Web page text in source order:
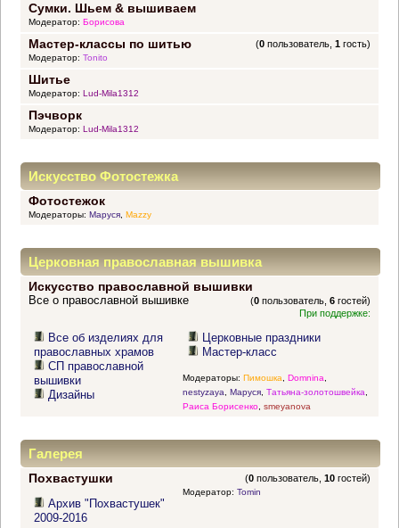
Сумки. Шьем & вышиваем
Модератор: Борисова
Мастер-классы по шитью (0 пользователь,1 гость)
Модератор: Tonito
Шитье
Модератор: Lud-Mila1312
Пэчворк
Модератор: Lud-Mila1312
Искусство Фотостежка
Фотостежок
Модераторы: Маруся, Mazzy
Церковная православная вышивка
Искусство православной вышивки
(0 пользователь,6 гостей)
Все о православной вышивке
При поддержке:
Все об изделиях для
православных храмов
СП православной
вышивки
Дизайны
Церковные праздники
Мастер-класс
Модераторы: Пимошка Domnina
nestyzaya
Маруся, Татьяна-золотошвейка
Раиса Борисенко, smeyanova
Галерея
Похвастушки (0 пользователь,10 гостей)
Архив "Похвастушек"
2009-2016
Модератор: Tomin